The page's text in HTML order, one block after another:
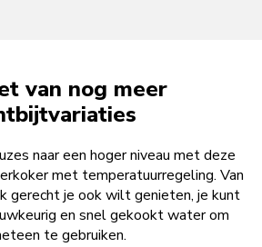
van nog meer
naar een hoger niveau met deze
met temperatuurregeling. Van
gerecht je ook wilt genieten, je kunt
en snel gekookt water om
te gebruiken.